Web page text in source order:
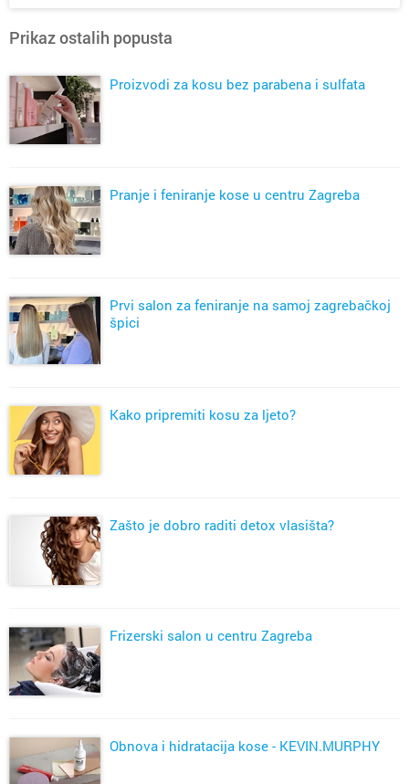
Prikaz ostalih popusta
Proizvodi za kosu bez parabena i sulfata
Pranje i feniranje kose u centru Zagreba
Prvi salon za feniranje na samoj zagrebačkoj
špici
Kako pripremiti kosu za ljeto?
Zašto je dobro raditi detox vlasišta?
Frizerski salon u centru Zagreba
Obnova i hidratacija kose - KEVIN.MURPHY